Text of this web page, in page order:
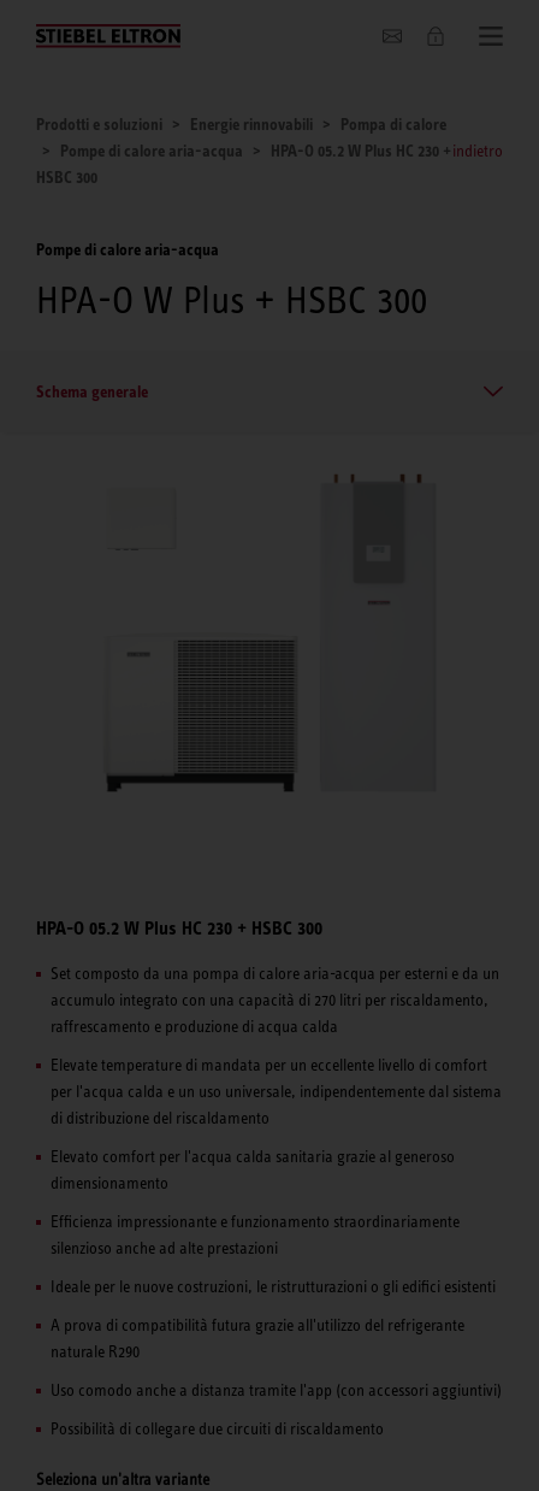
Chi siamo
Prodotti e soluzioni Energie rinnovabili
Pompa di calore
Pompe di calore aria-acqua
HPA-O 05.2 W Plus HC 230 +
HSBC 300
indietro
Pompe di calore aria-acqua
HPA-O W Plus + HSBC 300
Schema generale
HPA-O 05.2 W Plus HC 230 + HSBC 300
Set composto da una pompa di calore aria-acqua per esterni e da un
accumulo integrato con una capacità di 270 litri per riscaldamento,
raffrescamento e produzione di acqua calda
Elevate temperature di mandata per un eccellente livello di comfort
per l'acqua calda e un uso universale, indipendentemente dal sistema
di distribuzione del riscaldamento
Elevato comfort per l'acqua calda sanitaria grazie al generoso
dimensionamento
Efficienza impressionante e funzionamento straordinariamente
silenzioso anche ad alte prestazioni
Ideale per le nuove costruzioni, le ristrutturazioni o gli edifici esistenti
A prova di compatibilità futura grazie all'utilizzo del refrigerante
naturale R290
Uso comodo anche a distanza tramite l'app (con accessori aggiuntivi)
Possibilità di collegare due circuiti di riscaldamento
Seleziona un'altra variante